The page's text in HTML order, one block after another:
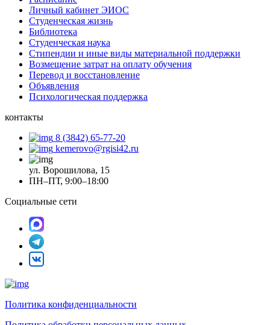
Личный кабинет ЭИОС
Студенческая жизнь
Библиотека
Студенческая наука
Стипендии и иные виды материальной поддержки
Возмещение затрат на оплату обучения
Перевод и восстановление
Объявления
Психологическая поддержка
контакты
8 (3842) 65-77-20
kemerovo@rgisi42.ru
ул. Ворошилова, 15
ПН–ПТ, 9:00–18:00
Социальные сети
Политика конфиденциальности